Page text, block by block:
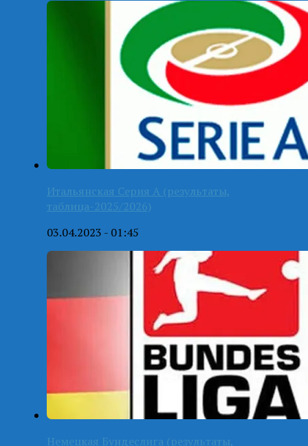
Итальянская Серия А (результаты,
таблица-2025/2026)
03.04.2023 - 01:45
Немецкая Бундеслига (результаты,